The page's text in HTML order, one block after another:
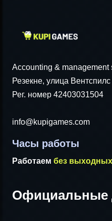
Accounting & management
Резекне, улица
Рег. номер 42403031504
info@kupigames.com
Часы работы
Работаем без выходных
Официальные